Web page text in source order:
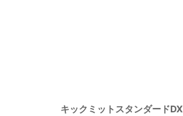
キックミットスタンダードDX